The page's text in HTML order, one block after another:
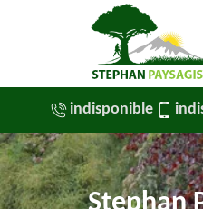
indisponible